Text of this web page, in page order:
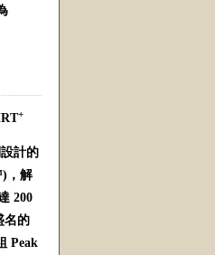
+
計的
，解
200
名的
Peak